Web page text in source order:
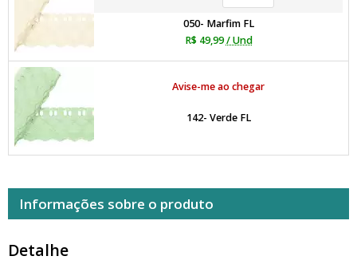
050- Marfim FL
R$ 49,99 / Und
Avise-me ao chegar
142- Verde FL
Informações sobre o produto
Detalhe